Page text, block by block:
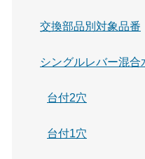
交換部品別対象品番
シングルレバー混合
台付2穴
台付1穴